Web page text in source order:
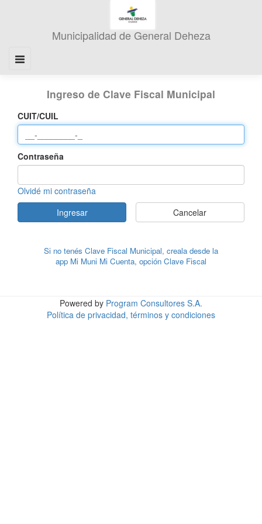
Ingreso de Clave Fiscal Municipal
CUIT/CUIL
Contraseña
Olvidé mi contraseña
Ingresar
Cancelar
Si no tenés Clave Fiscal Municipal, creala desde la
app Mi Muni Mi Cuenta, opción Clave Fiscal
Powered by Program Consultores S.A.
Política de privacidad, términos y condiciones